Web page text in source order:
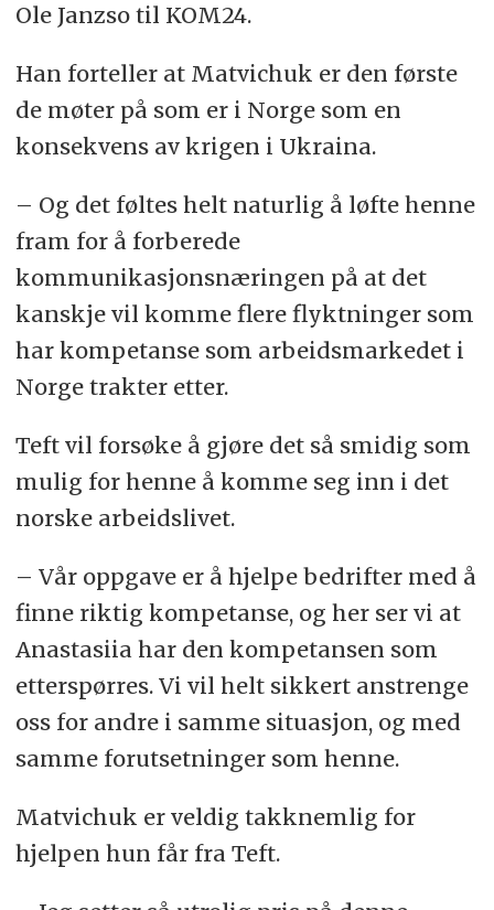
Ole Janzso til KOM24.
Han forteller at Matvichuk er den første
de møter på som er i Norge som en
konsekvens av krigen i Ukraina.
– Og det føltes helt naturlig å løfte henne
fram for å forberede
kommunikasjonsnæringen på at det
kanskje vil komme flere flyktninger som
har kompetanse som arbeidsmarkedet i
Norge trakter etter.
Teft vil forsøke å gjøre det så smidig som
mulig for henne å komme seg inn i det
norske arbeidslivet.
– Vår oppgave er å hjelpe bedrifter med å
finne riktig kompetanse, og her ser vi at
Anastasiia har den kompetansen som
etterspørres. Vi vil helt sikkert anstrenge
oss for andre i samme situasjon, og med
samme forutsetninger som henne.
Matvichuk er veldig takknemlig for
hjelpen hun får fra Teft.